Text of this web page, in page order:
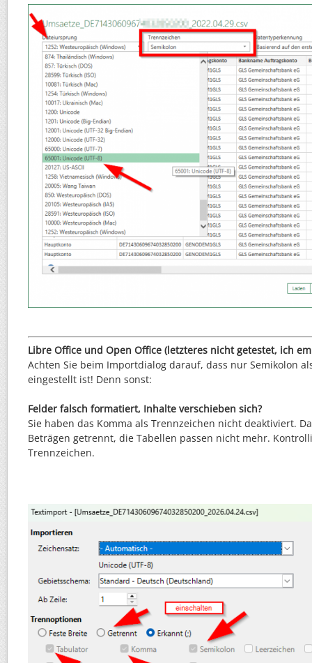
Libre Office und Open Office (letzteres nicht getestet, ich
Achten Sie beim Importdialog darauf, dass nur Semikolon
eingestellt ist! Denn sonst:
Felder falsch formatiert, Inhalte verschieben sich?
Sie haben das Komma als Trennzeichen nicht deaktiviert.
Beträgen getrennt, die Tabellen passen nicht mehr.
Trennzeichen.